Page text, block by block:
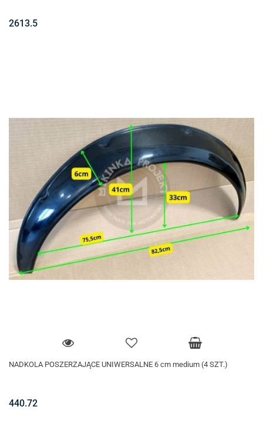
2613.5
NADKOLA POSZERZAJĄCE UNIWERSALNE 6 cm medium (4 SZT.)
440.72